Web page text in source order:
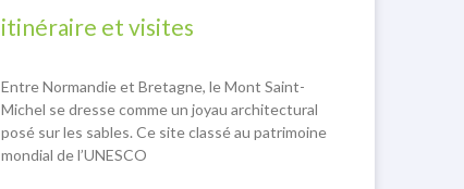
itinéraire et visites
Entre Normandie et Bretagne, le Mont Saint-
Michel se dresse comme un joyau architectural
posé sur les sables. Ce site classé au patrimoine
mondial de l’UNESCO